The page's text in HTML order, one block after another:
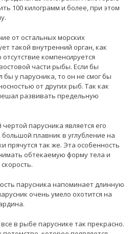
100 килограмм и более, при этом
от остальных морских
такой внутренний орган, как
компенсируется
части рыбы. Если бы
у парусника, то он не смог бы
от других рыб. Так как
развивать предельную
парусника является его
большой плавник в углубление на
прячутся так же. Эта особенность
обтекаемую форму тела и
парусника напоминает длинную
очень умело охотится на
в рыбе паруснике так прекрасно.